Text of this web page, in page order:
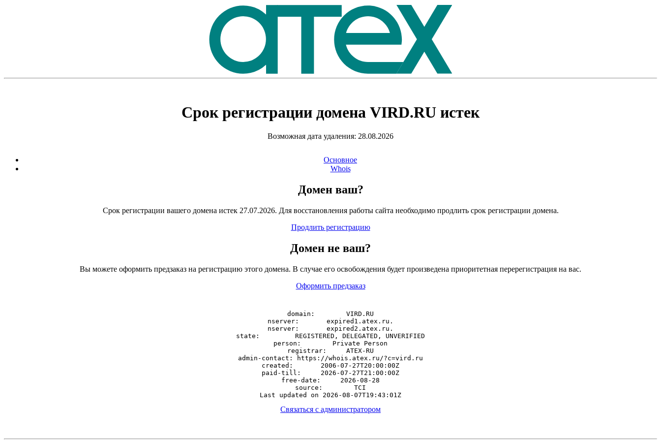
Срок регистрации домена VIRD.RU истек
Возможная дата удаления: 28.08.2026
Основное
Whois
Домен ваш?
Срок регистрации вашего домена истек 27.07.2026. Для восстановления работы сайта необходимо продлить срок регистрации домена.
Продлить регистрацию
Домен не ваш?
Вы можете оформить предзаказ на регистрацию этого домена. В случае его освобождения будет произведена приоритетная перерегистрация на вас.
Оформить предзаказ
domain:        VIRD.RU
nserver:       expired1.atex.ru.
nserver:       expired2.atex.ru.
state:         REGISTERED, DELEGATED, UNVERIFIED
person:        Private Person
registrar:     ATEX-RU
admin-contact: https://whois.atex.ru/?c=vird.ru
created:       2006-07-27T20:00:00Z
paid-till:     2026-07-27T21:00:00Z
free-date:     2026-08-28
source:        TCI
Связаться с администратором